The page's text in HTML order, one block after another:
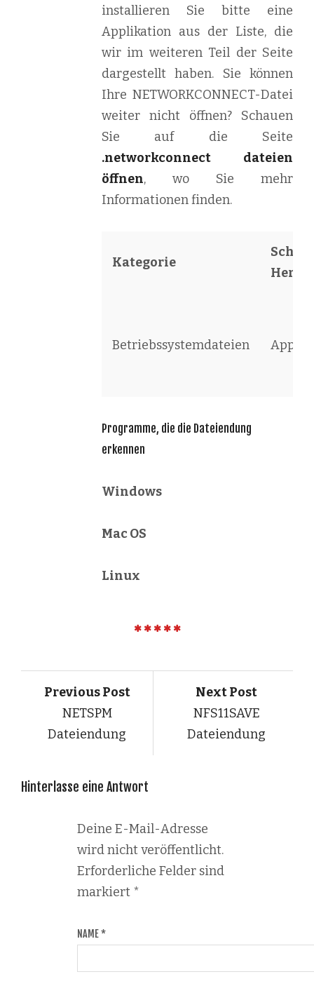
installieren Sie bitte eine
Applikation aus der Liste, die
wir im weiteren Teil der Seite
dargestellt haben. Sie können
Ihre NETWORKCONNECT-Datei
weiter nicht öffnen? Schauen
Sie auf die Seite
.networkconnect dateien
öffnen, wo Sie mehr
Informationen finden.
Kategorie
Betriebssystemdateien Apple
Programme, die die Dateiendung
erkennen
Windows
Mac OS
Linux
Previous Post
NETSPM
Dateiendung
Next Post
NFS11SAVE
Dateiendung
Hinterlasse eine Antwort
Deine E-Mail-Adresse
wird nicht veröffentlicht.
Erforderliche Felder sind
markiert *
NAME*